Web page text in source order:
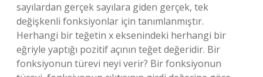
sayılardan gerçek sayılara giden gerçek, tek
değişkenli fonksiyonlar için tanımlanmıştır.
Herhangi bir teğetin x eksenindeki herhangi bir
eğriyle yaptığı pozitif açının teğet değeridir. Bir
fonksiyonun türevi neyi verir? Bir fonksiyonun